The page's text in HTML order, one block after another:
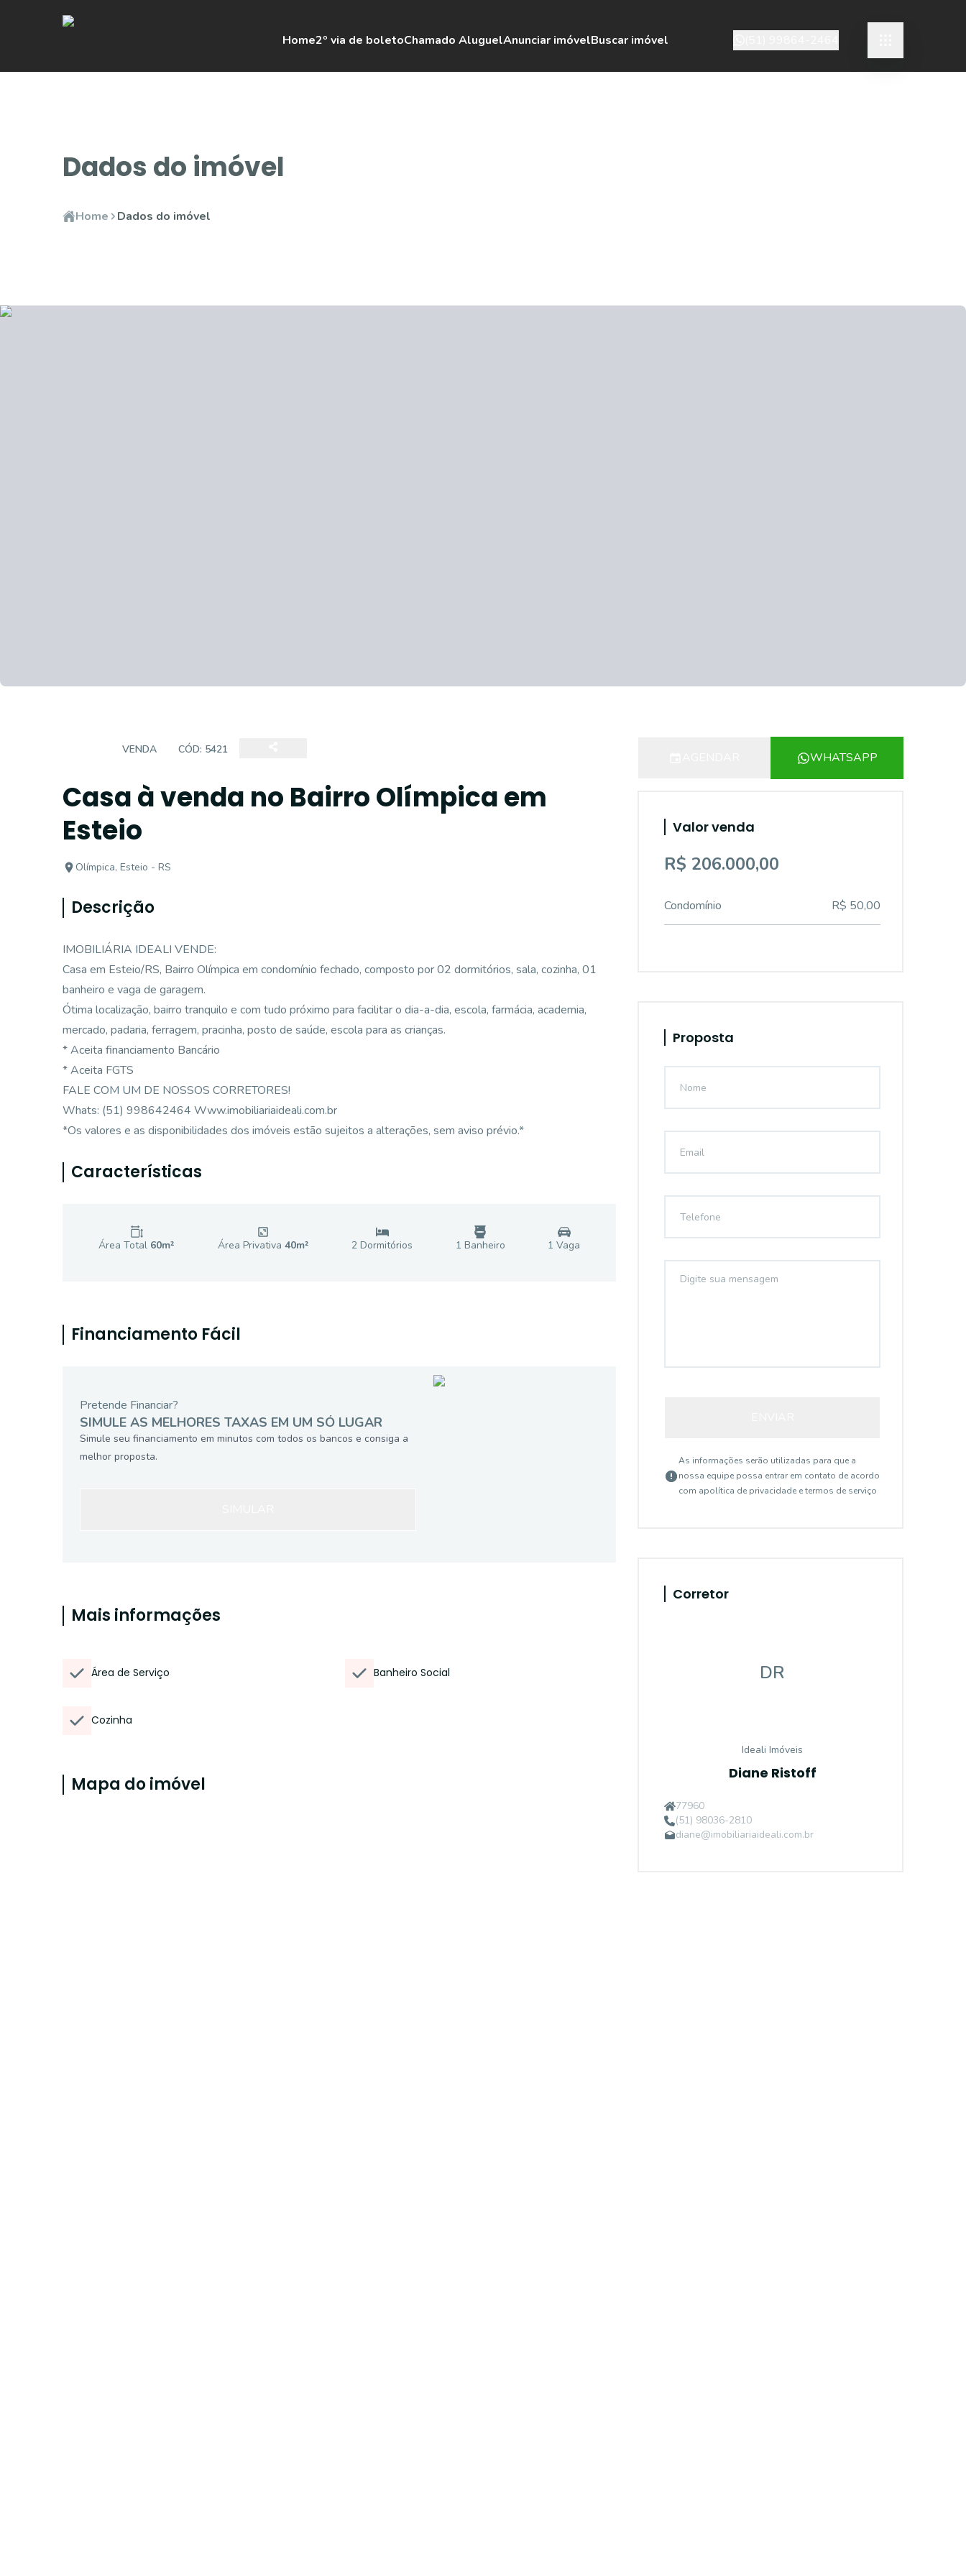
Home2º via de boletoChamado AluguelAnunciar imóvelBuscar imóvel
Dados do imóvel
Home Dados do imóvel
VENDA CÓD: 5421
Casa à venda no Bairro Olímpica em
Esteio
Olímpica, Esteio - RS
Descrição
IMOBILIÁRIA IDEALI VENDE:
Casa em Esteio/RS, Bairro Olímpica em condomínio fechado, composto por 02 dormitórios, sala, cozinha, 01
banheiro e vaga de garagem.
Ótima localização, bairro tranquilo e com tudo próximo para facilitar o dia-a-dia, escola, farmácia, academia,
mercado, padaria, ferragem, pracinha, posto de saúde, escola para as crianças.
* Aceita financiamento Bancário
* Aceita FGTS
FALE COM UM DE NOSSOS CORRETORES!
Whats: (51) 998642464 Www.imobiliariaideali.com.br
*Os valores e as disponibilidades dos imóveis estão sujeitos a alterações, sem aviso prévio.*
Características
Área Total 60m² Área Privativa 40m² 2 Dormitórios 1 Banheiro 1 Vaga
Financiamento Fácil
Pretende Financiar?
SIMULE AS MELHORES TAXAS EM UM SÓ LUGAR
Simule seu financiamento em minutos com todos os bancos e consiga a
melhor proposta.
Mais informações
Área de Serviço Banheiro Social
Cozinha
Mapa do imóvel
WHATSAPP
Valor venda
R$ 206.000,00
Condomínio R$ 50,00
Proposta
As informações serão utilizadas para que a
nossa equipe possa entrar em contato de acordo
com apolítica de privacidade e termos de serviço
Corretor
DR
Ideali Imóveis
Diane Ristoff
77960
(51) 98036-2810
diane@imobiliariaideali.com.br